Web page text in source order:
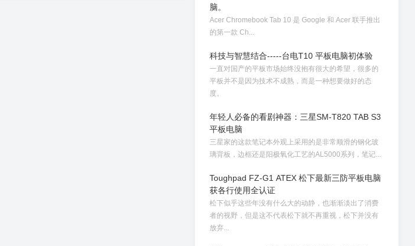
脑。
Acer Chromebook Tab 10 是 Google 和 Acer 联手推出
的第一款 Ch...
科技与智慧结合-----台电T10 平板电脑初体验
一直对国产的平板市场始终没抱有很大的希望，很多的
平板并不是因为技术不成熟，而是一种想要做好的态
度。
年轻人必备的看剧神器：三星SM-T820 TAB S3
平板电脑
三星家的这款笔记本外观上采用的是非常顺滑的钢化玻
璃背板，边框还是阳极氧化工艺的AL5000系列，笔记...
Toughpad FZ-G1 ATEX 松下最新三防平板电脑
获各行使用全认证
松下似乎这些年没有什么大的动静，也渐渐淡出了消费
者的视野，但是这不代表松下就不再重视，松下并没有
放弃...